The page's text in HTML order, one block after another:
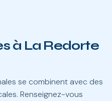
à La Redorte
se combinent avec des
Renseignez-vous